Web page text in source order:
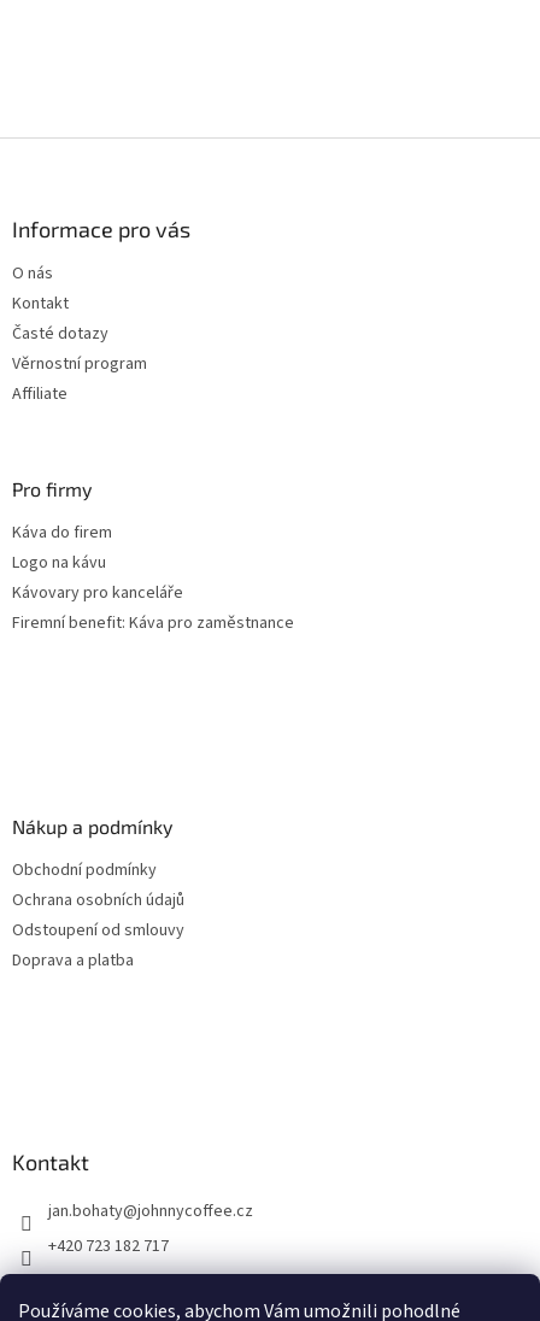
Používáme cookies, abychom Vám umožnili pohodlné
Informace pro vás
O nás
Kontakt
Časté dotazy
Věrnostní program
Affiliate
Pro firmy
Káva do firem
Logo na kávu
Kávovary pro kanceláře
Firemní benefit: Káva pro zaměstnance
Nákup a podmínky
Obchodní podmínky
Ochrana osobních údajů
Odstoupení od smlouvy
Doprava a platba
Kontakt
jan.bohaty@johnnycoffee.cz
+420 723 182 717
Johnny Coffee
prazirna_johnny_coffee/